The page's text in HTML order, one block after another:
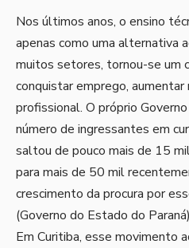
Nos últimos anos, o ensino
apenas como uma alternativa
muitos setores, tornou-se um
conquistar emprego, aumentar
profissional. O próprio
número de ingressantes em
saltou de pouco mais de 15
para mais de 50 mil
crescimento da procura por
(Governo do Estado do Paraná)
Em Curitiba, esse movimento